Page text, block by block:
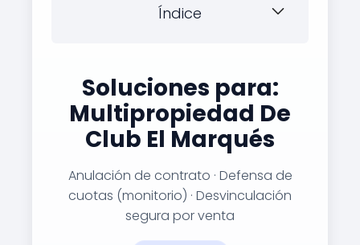
Índice
Soluciones para:
Multipropiedad De
Club El Marqués
Anulación de contrato · Defensa de
cuotas (monitorio) · Desvinculación
segura por venta